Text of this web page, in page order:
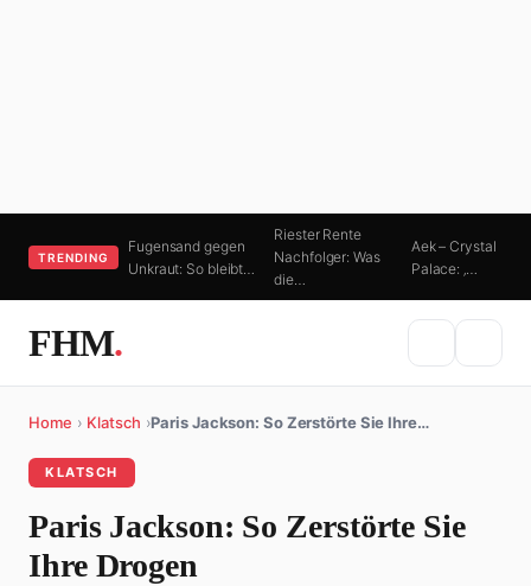
TRENDING
Fugensand gegen
Unkraut: So bleibt…
Riester Rente
Nachfolger: Was
die…
Aek – Crystal
Palace: ‚…
FHM.
Home › Klatsch ›Paris Jackson: So Zerstörte Sie Ihre…
KLATSCH
Paris Jackson: So Zerstörte Sie
Ihre Drogen